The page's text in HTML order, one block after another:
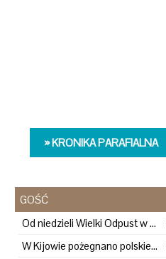
» KRONIKA PARAFIALNA
GOŚĆ
Od niedzieli Wielki Odpust w Kalwarii Pacławskiej
W Kijowie pożegnano polskiego wolontariusza, który zginął w wyniku rosyjskich działań zbrojnych